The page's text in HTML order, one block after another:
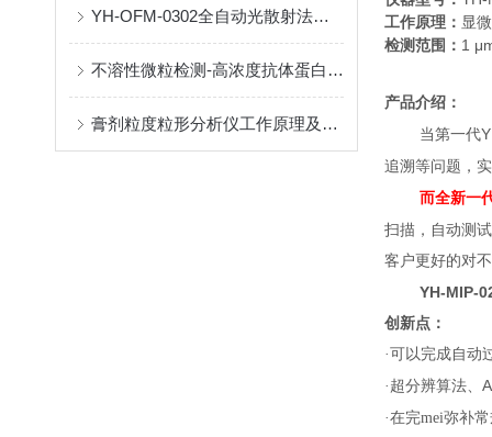
YH-OFM-0302全自动光散射法可见异物分析仪工作原理及技术参数
不溶性微粒检测-高浓度抗体蛋白药物检测面临的难点探究
膏剂粒度粒形分析仪工作原理及技术优势
工作原理： 显
检测范围： 1
产品介绍：
当第一代
追溯等问题，
而全新一
扫描，自动测
客户更好的对
YH-MIP-
创新点：
·可以完成自动
·超分辨算法、
·在完mei弥补